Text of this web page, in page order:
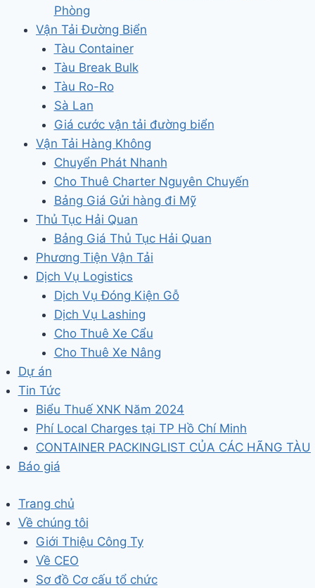
Phòng
Vận Tải Đường Biển
Tàu Container
Tàu Break Bulk
Tàu Ro-Ro
Sà Lan
Giá cước vận tải đường biển
Vận Tải Hàng Không
Chuyển Phát Nhanh
Cho Thuê Charter Nguyên Chuyến
Bảng Giá Gửi hàng đi Mỹ
Thủ Tục Hải Quan
Bảng Giá Thủ Tục Hải Quan
Phương Tiện Vận Tải
Dịch Vụ Logistics
Dịch Vụ Đóng Kiện Gỗ
Dịch Vụ Lashing
Cho Thuê Xe Cẩu
Cho Thuê Xe Nâng
Dự án
Tin Tức
Biểu Thuế XNK Năm 2024
Phí Local Charges tại TP Hồ Chí Minh
CONTAINER PACKINGLIST CỦA CÁC HÃNG TÀU
Báo giá
Trang chủ
Về chúng tôi
Giới Thiệu Công Ty
Về CEO
Sơ đồ Cơ cấu tổ chức